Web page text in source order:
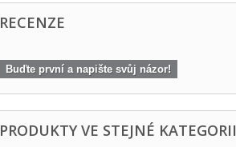
RECENZE
Buďte první a napište svůj názor!
PRODUKTY VE STEJNÉ KATEGORII